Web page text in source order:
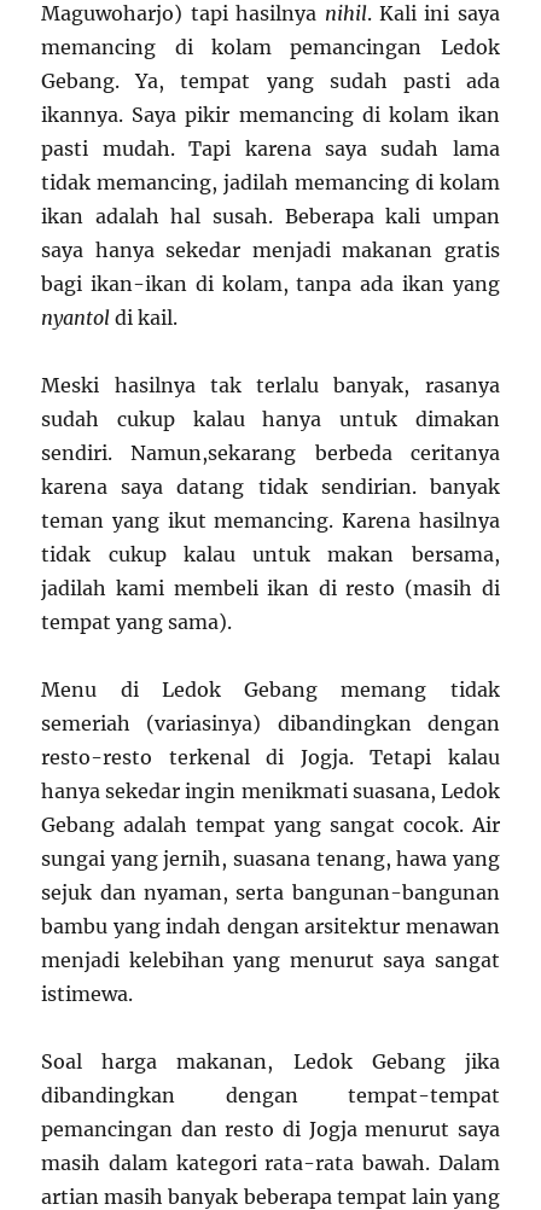
Maguwoharjo) tapi hasilnya nihil. Kali ini saya
memancing di kolam pemancingan Ledok
Gebang. Ya, tempat yang sudah pasti ada
ikannya. Saya pikir memancing di kolam ikan
pasti mudah. Tapi karena saya sudah lama
tidak memancing, jadilah memancing di kolam
ikan adalah hal susah. Beberapa kali umpan
saya hanya sekedar menjadi makanan gratis
bagi ikan-ikan di kolam, tanpa ada ikan yang
nyantol di kail.
Meski hasilnya tak terlalu banyak, rasanya
sudah cukup kalau hanya untuk dimakan
sendiri. Namun,sekarang berbeda ceritanya
karena saya datang tidak sendirian. banyak
teman yang ikut memancing. Karena hasilnya
tidak cukup kalau untuk makan bersama,
jadilah kami membeli ikan di resto (masih di
tempat yang sama).
Menu di Ledok Gebang memang tidak
semeriah (variasinya) dibandingkan dengan
resto-resto terkenal di Jogja. Tetapi kalau
hanya sekedar ingin menikmati suasana, Ledok
Gebang adalah tempat yang sangat cocok. Air
sungai yang jernih, suasana tenang, hawa yang
sejuk dan nyaman, serta bangunan-bangunan
bambu yang indah dengan arsitektur menawan
menjadi kelebihan yang menurut saya sangat
istimewa.
Soal harga makanan, Ledok Gebang jika
dibandingkan dengan tempat-tempat
pemancingan dan resto di Jogja menurut saya
masih dalam kategori rata-rata bawah. Dalam
artian masih banyak beberapa tempat lain yang